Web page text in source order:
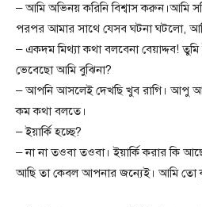
– আমি অভিনয় করিনি বিশ্বাস করুন।আমি
পরপর আমার সাথে যেসব ঘটনা ঘটলো,
– একদম মিথ্যা কথা বলবেনা বেয়াদ্দব!
ভেবেছো আমি বুঝিনা?
– আপনি আসলেই দেখছি খুব রাগি। আপু
কম কথা বলতে।
– ইয়ার্কি হচ্ছে?
– না না তওবা তওবা। ইয়ার্কি করার কি
আছি তা কেবল আপনার জন্যেই। আমি তো